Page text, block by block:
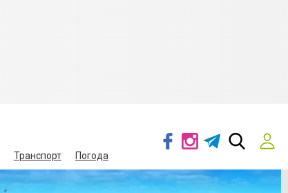
Транспорт Погода